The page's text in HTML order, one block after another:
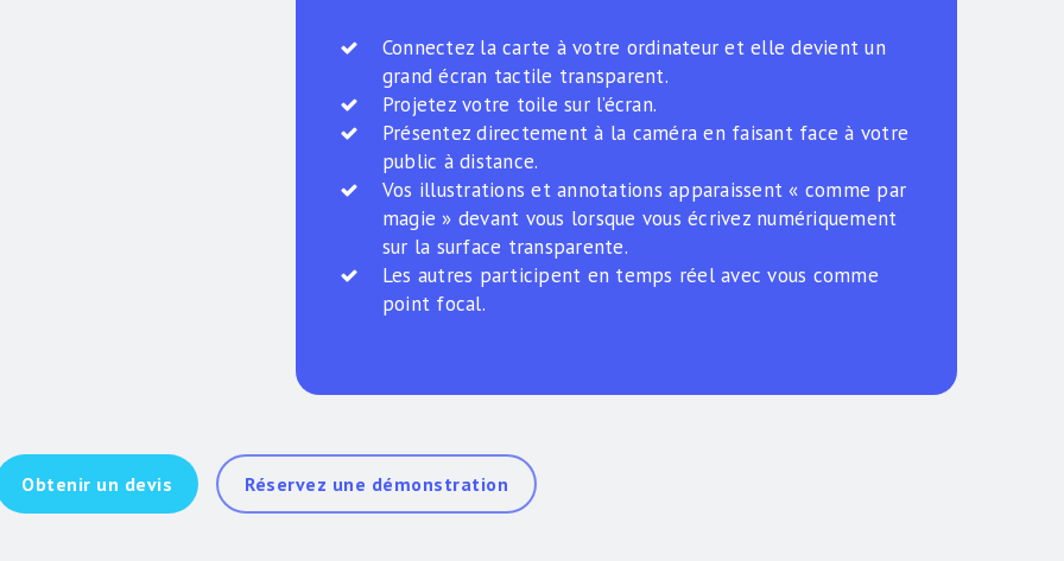
Connectez la carte à votre ordinateur et elle devient un
grand écran tactile transparent.
Projetez votre toile sur l’écran.
Présentez directement à la caméra en faisant face à votre
public à distance.
Vos illustrations et annotations apparaissent « comme par
magie » devant vous lorsque vous écrivez numériquement
sur la surface transparente.
Les autres participent en temps réel avec vous comme
point focal.
Obtenir un devis Réservez une démonstration